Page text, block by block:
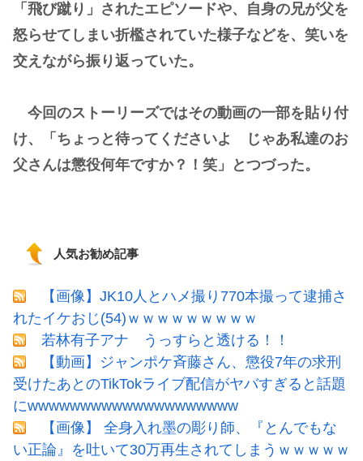
「飛び蹴り」されたエピソードや、自身の兄が父を
怒らせてしまい折檻されていた様子などを、笑いを
交えながら振り返っていた。
今回のストーリーズではその動画の一部を貼り付
け、「ちょっと待ってくださいよ じゃあ私達のお
父さんは懲役何年ですか？！笑」とつづった。
人気お勧め記事
【画像】JK10人とハメ撮り770本撮って逮捕さ
れたイケおじ(54)ｗｗｗｗｗｗｗｗｗ
若林有子アナ うっすらと透ける！！
【動画】ジャンポケ斉藤さん、懲役7年の求刑
受けたあとのTikTokライブ配信がヤバすぎると話題
にwwwwwwwwwwwwwwwwwwww
【画像】 全身入れ墨の彫り師、『とんでもな
い正論』を吐いて30万再生されてしまうｗｗｗｗｗ